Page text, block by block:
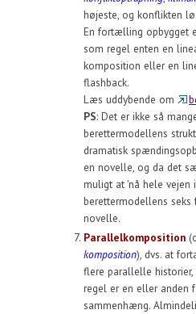
højeste, og konflikten
En fortælling opbygget
som regel enten en
komposition eller en
flashback.
Læs uddybende om
PS: Det er ikke så
berettermodellens
dramatisk
en novelle, og da det
muligt at 'nå hele vejen
berettermodellens
novelle.
Parallelkomposition
komposition), dvs. at
flere parallelle
regel er en eller anden
sammenhæng.